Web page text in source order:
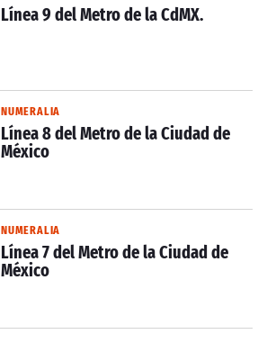
Línea 9 del Metro de la CdMX.
NUMERALIA
Línea 8 del Metro de la Ciudad de
México
NUMERALIA
Línea 7 del Metro de la Ciudad de
México